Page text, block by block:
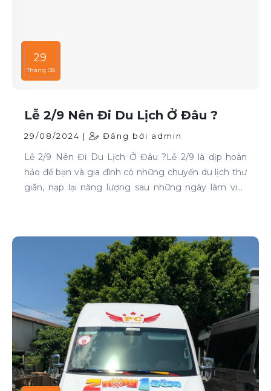
29
Tháng 08
Lễ 2/9 Nên Đi Du Lịch Ở Đâu ?
29/08/2024 | Đăng bởi admin
Lễ 2/9 Nên Đi Du Lịch Ở Đâu ?Lễ 2/9 là dịp hoàn
hảo để bạn và gia đình có những chuyến du lịch thư
giãn, nạp lại năng lượng sau những ngày làm việc